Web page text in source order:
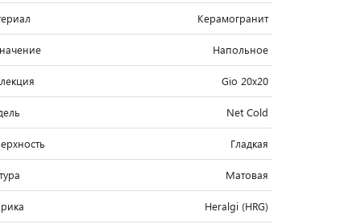
Керамогранит
Напольное
Gio 20x20
Net Cold
Гладкая
Матовая
Heralgi (HRG)